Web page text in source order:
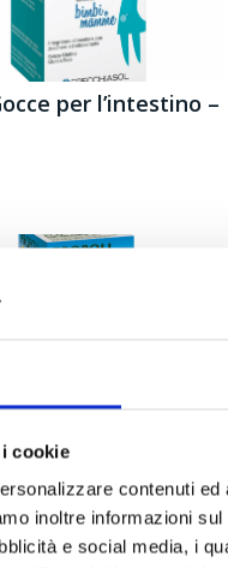
cookie
contenuti
inoltre informazioni
e social media, i
per l’intestino –
Junior Sciroppo Flu